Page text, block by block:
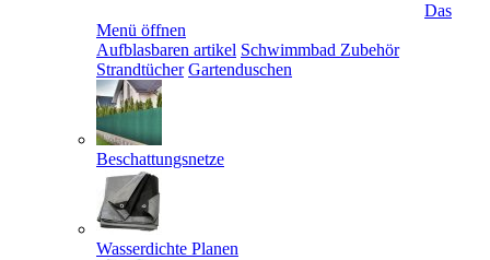
Das
Menü öffnen
Aufblasbaren artikel Schwimmbad Zubehör
Strandtücher Gartenduschen
Beschattungsnetze
Wasserdichte Planen